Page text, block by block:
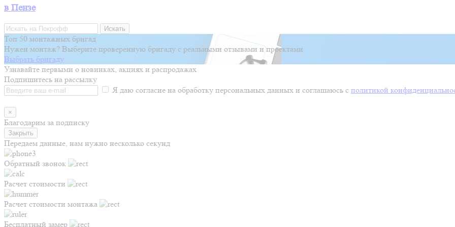
в Пензе
Искать
Топ 50 монтажных бригад
Нужен монтаж? Выберите проверенную бригаду с реальными отзывами и проектами
Выбрать бригаду
Узнавайте первыми о новинках, акциях и распродажах
Подпишитесь на рассылку
Я даю согласие на обработку персональных данных и соглашаюсь с политикой
×
Благодарим за подписку
Закрыть
Передаем данные, нам нужно несколько секунд
Обратный звонок
Расчет стоимости
Расчет стоимости монтажа
Бесплатный замер